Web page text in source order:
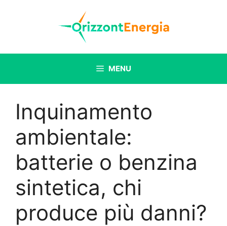
MENU
Inquinamento
ambientale:
batterie o benzina
sintetica, chi
produce più danni?